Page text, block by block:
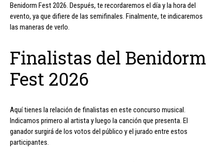
Benidorm Fest 2026. Después, te recordaremos el día y la hora del
evento, ya que difiere de las semifinales. Finalmente, te indicaremos
las maneras de verlo.
Finalistas del Benidorm
Fest 2026
Aquí tienes la relación de finalistas en este concurso musical.
Indicamos primero al artista y luego la canción que presenta. El
ganador surgirá de los votos del público y el jurado entre estos
participantes.